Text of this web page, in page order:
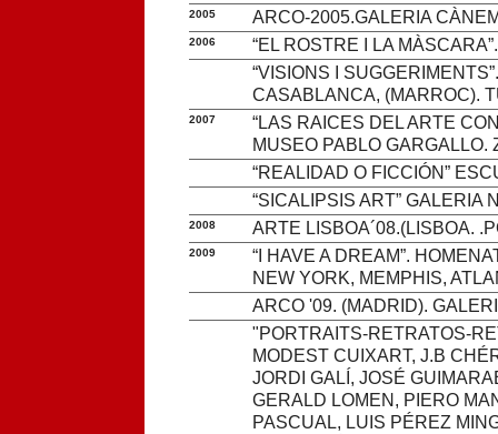
2005 ARCO-2005.GALERIA
2006
“EL ROSTRE I LA
“VISIONS I
CASABLANCA, (MARROC).
2007
“LAS RAICES DEL ARTE
MUSEO PABLO GARGALLO.
“REALIDAD O FICCIÓN”
“SICALIPSIS ART” GALERIA
2008 ARTE LISBOA´08.(LISBOA.
2009
“I HAVE A DREAM”.
NEW YORK, MEMPHIS,
ARCO '09. (MADRID).
"PORTRAITS-RETRATOS-
MODEST CUIXART, J.B
JORDI GALÍ, JOSÉ
GERALD LOMEN, PIERO
PASCUAL, LUIS PÉREZ